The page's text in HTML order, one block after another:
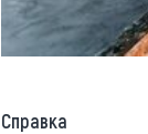
Справка